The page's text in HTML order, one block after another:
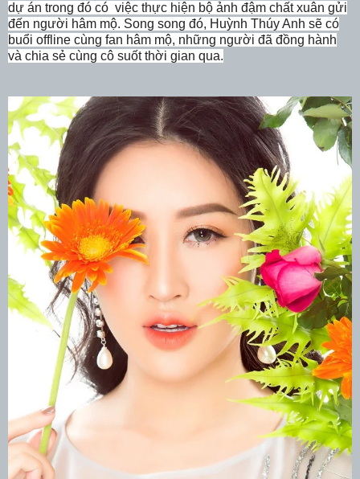
dự án trong đó có việc thực hiện bộ ảnh đậm chất xuân gửi
đến người hâm mộ. Song song đó, Huỳnh Thúy Anh sẽ có
buổi offline cùng fan hâm mộ, những người đã đồng hành
và chia sẻ cùng cô suốt thời gian qua.